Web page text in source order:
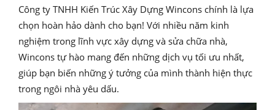
Công ty TNHH Kiến Trúc Xây Dựng Wincons chính là lựa
chọn hoàn hảo dành cho bạn! Với nhiều năm kinh
nghiệm trong lĩnh vực xây dựng và sửa chữa nhà,
Wincons tự hào mang đến những dịch vụ tối ưu nhất,
giúp bạn biến những ý tưởng của mình thành hiện thực
trong ngôi nhà yêu dấu.